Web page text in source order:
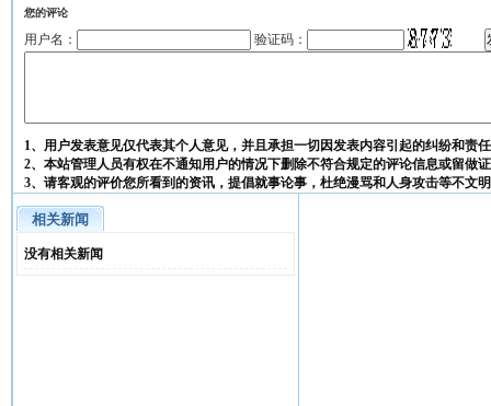
您的评论
用户名： 验证码：
1、用户发表意见仅代表其个人意见，并且承担一切因发表内容引起的纠纷和责
2、本站管理人员有权在不通知用户的情况下删除不符合规定的评论信息或留做
3、请客观的评价您所看到的资讯，提倡就事论事，杜绝漫骂和人身攻击等不文
相关新闻
没有相关新闻